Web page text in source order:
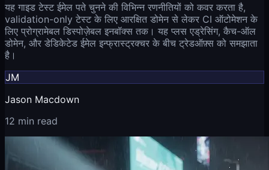
यह गाइड टेस्ट ईमेल पते चुनने की विभिन्न रणनीतियों को कवर करता है,
validation-only टेस्ट के लिए आरक्षित डोमेन से लेकर CI ऑटोमेशन के
लिए प्रोग्रामेबल डिस्पोज़ेबल इनबॉक्स तक। यह प्लस एड्रेसिंग, कैच-ऑल
डोमेन, और डेडिकेटेड ईमेल इन्फ्रास्ट्रक्चर के बीच ट्रेडऑफ़्स को समझाता
है।
JM
Jason Macdown
12 min read